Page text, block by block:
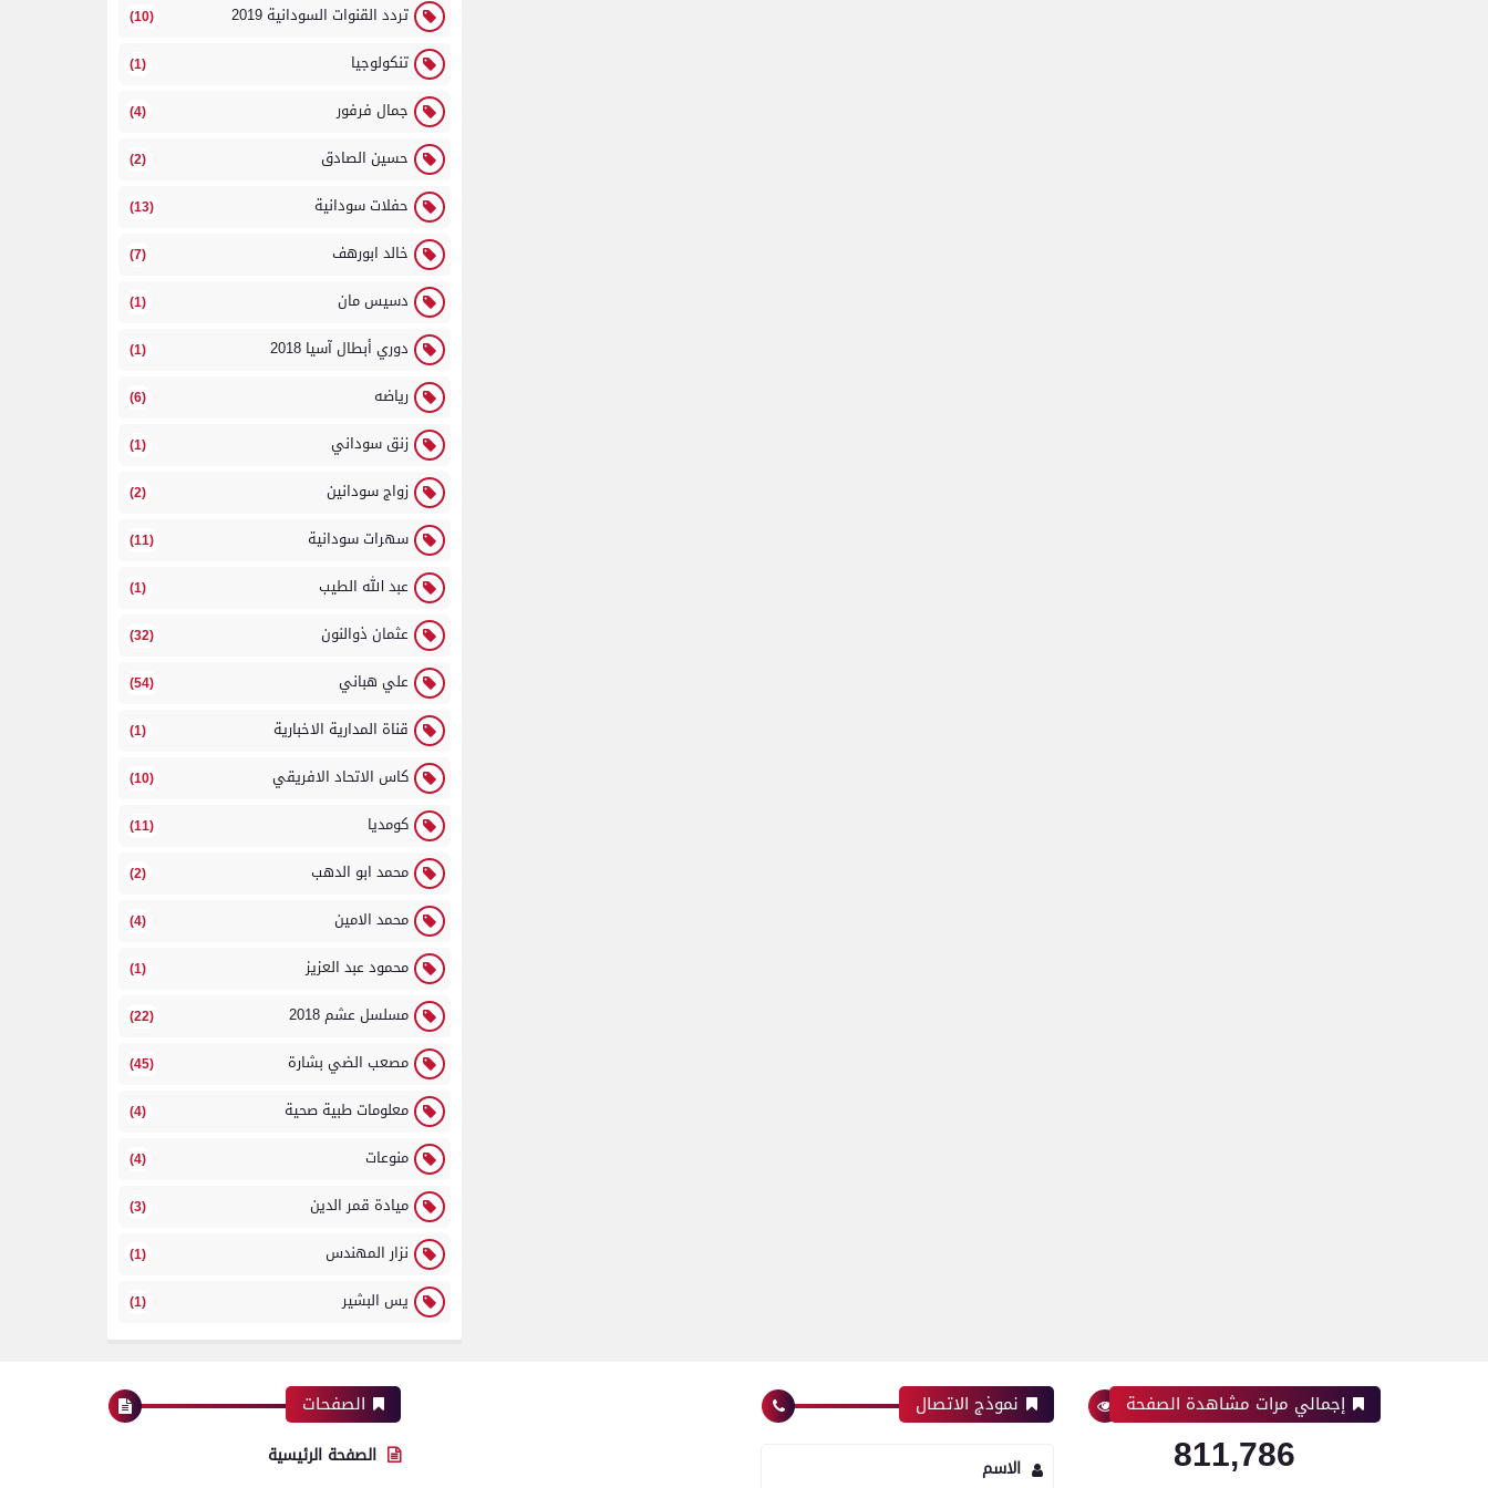
تردد القنوات السودانية 2019 (10)
تنكولوجيا (1)
جمال فرفور (4)
حسين الصادق (2)
حفلات سودانية (13)
خالد ابورهف (7)
دسيس مان (1)
دوري أبطال آسيا 2018 (1)
رياضه (6)
زنق سوداني (1)
زواج سودانين (2)
سهرات سودانية (11)
عبد الله الطيب (1)
عثمان ذوالنون (32)
علي هباني (54)
قناة المدارية الاخبارية (1)
كاس الاتحاد الافريقي (10)
كومديا (11)
محمد ابو الدهب (2)
محمد الامين (4)
محمود عبد العزيز (1)
مسلسل عشم 2018 (22)
مصعب الضي بشارة (45)
معلومات طبية صحية (4)
منوعات (4)
ميادة قمر الدين (3)
نزار المهندس (1)
يس البشير (1)
إجمالي مرات مشاهدة الصفحة
811,786
نموذج الاتصال
الاسم
الصفحات
الصفحة الرئيسية